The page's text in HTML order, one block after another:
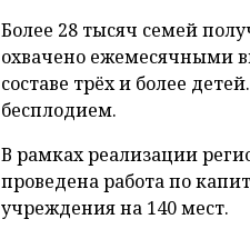
Более 28 тысяч семей
охвачено ежемесячными
составе трёх и более
бесплодием.
В рамках реализации
проведена работа по
учреждения на 140 мест.